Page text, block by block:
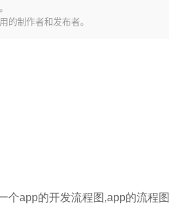
制作者和发布者。